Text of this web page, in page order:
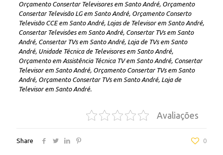
Orçamento Consertar Televisores em Santo André, Orçamento
Consertar Televisão LG em Santo André, Orçamento Conserto
Televisão CCE em Santo André, Lojas de Televisor em Santo André,
Consertar Televisôes em Santo André, Consertar TVs em Santo
André, Consertar TVs em Santo André, Loja de TVs em Santo
André, Unidade Técnica de Televisores em Santo André,
Orçamento em Assistência Técnica TV em Santo André, Consertar
Televisor em Santo André, Orçamento Consertar TVs em Santo
André, Orçamento Consertar TVs em Santo André, Loja de
Televisor em Santo André.
Avaliações
Share 0